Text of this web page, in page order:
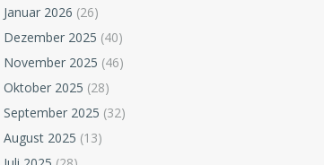
Januar 2026 (26)
Dezember 2025 (40)
November 2025 (46)
Oktober 2025 (28)
September 2025 (32)
August 2025 (13)